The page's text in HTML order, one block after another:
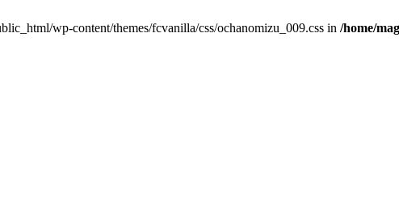
wp-content/themes/fcvanilla/css/ochanomizu_009.css in /home/